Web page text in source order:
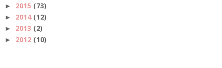
► 2015 (73)
► 2014 (12)
► 2013 (2)
► 2012 (10)